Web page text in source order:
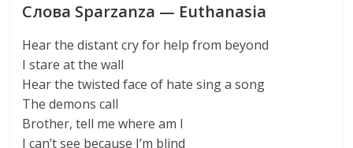
Слова Sparzanza — Euthanasia
Hear the distant cry for help from beyond
I stare at the wall
Hear the twisted face of hate sing a song
The demons call
Brother, tell me where am I
I can’t see because I’m blind